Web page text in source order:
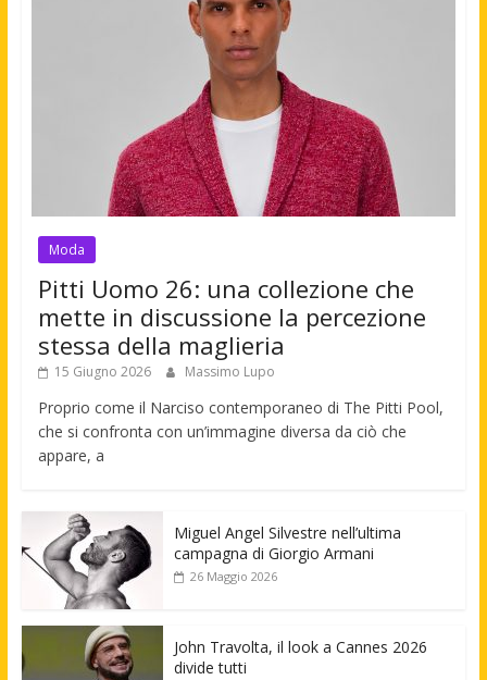
Moda
Pitti Uomo 26: una collezione che
mette in discussione la percezione
stessa della maglieria
15 Giugno 2026 Massimo Lupo
Proprio come il Narciso contemporaneo di The Pitti Pool,
che si confronta con un’immagine diversa da ciò che
appare, a
Miguel Angel Silvestre nell’ultima
campagna di Giorgio Armani
26 Maggio 2026
John Travolta, il look a Cannes 2026
divide tutti